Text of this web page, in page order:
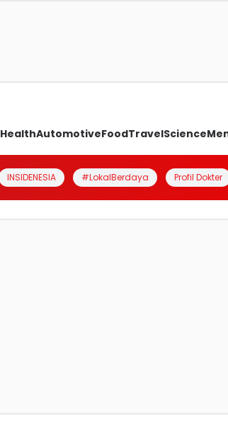
HealthAutomotiveFoodTravelScience
INSIDENESIA #LokalBerdaya Profil Dokter